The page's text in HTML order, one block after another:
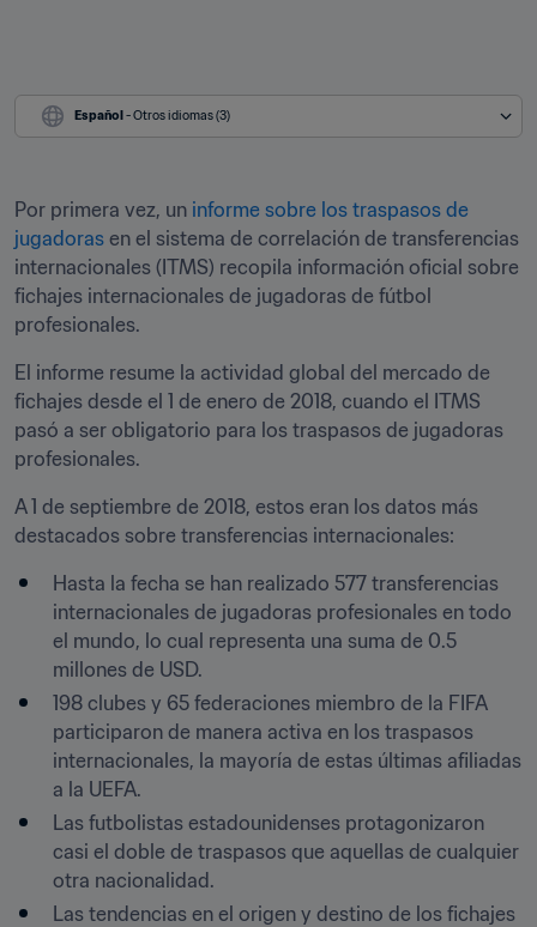
Español - Otros idiomas (3)
Por primera vez, un informe sobre los traspasos de
jugadoras en el sistema de correlación de transferencias
internacionales (ITMS) recopila información oficial sobre
fichajes internacionales de jugadoras de fútbol
profesionales.
El informe resume la actividad global del mercado de
fichajes desde el 1 de enero de 2018, cuando el ITMS
pasó a ser obligatorio para los traspasos de jugadoras
profesionales.
A 1 de septiembre de 2018, estos eran los datos más
destacados sobre transferencias internacionales:
Hasta la fecha se han realizado 577 transferencias
internacionales de jugadoras profesionales en todo
el mundo, lo cual representa una suma de 0.5
millones de USD.
198 clubes y 65 federaciones miembro de la FIFA
participaron de manera activa en los traspasos
internacionales, la mayoría de estas últimas afiliadas
a la UEFA.
Las futbolistas estadounidenses protagonizaron
casi el doble de traspasos que aquellas de cualquier
otra nacionalidad.
Las tendencias en el origen y destino de los fichajes